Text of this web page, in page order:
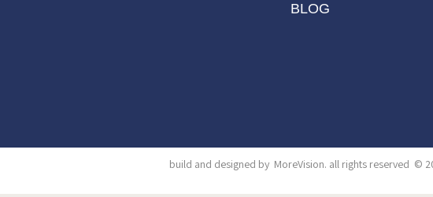
BLOG
build and designed by MoreVision. all rights reserved ©